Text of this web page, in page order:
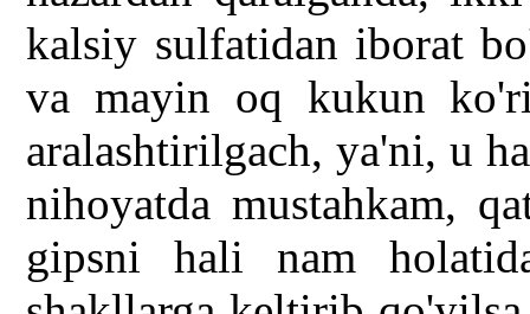
kalsiy sulfatidan iborat
va mayin oq kukun
aralashtirilgach, ya'ni, u
nihoyatda mustahkam,
gipsni hali nam